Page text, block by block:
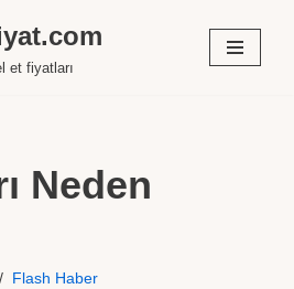
et fiyatları
Neden
Flash Haber